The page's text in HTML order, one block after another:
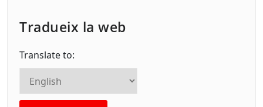
Tradueix la web
Translate to: